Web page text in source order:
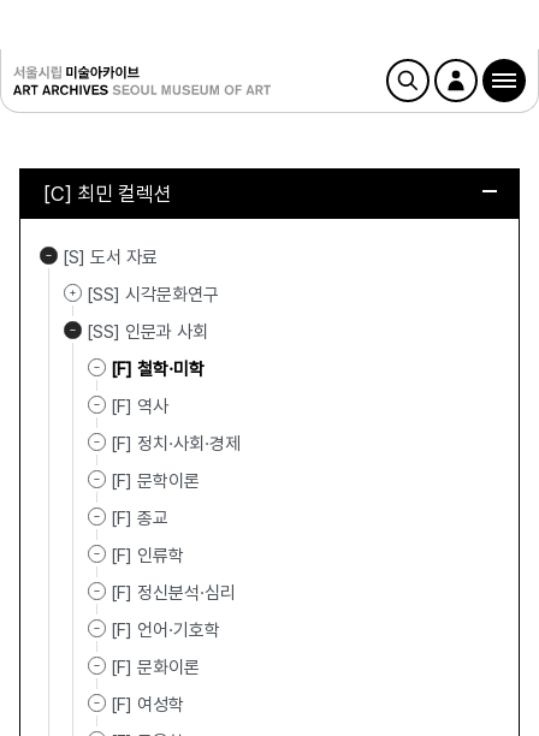
[C] 최민 컬렉션
[S] 도서 자료
[SS] 시각문화연구
[SS] 인문과 사회
[F] 철학·미학
[F] 역사
[F] 정치·사회·경제
[F] 문학이론
[F] 종교
[F] 인류학
[F] 정신분석·심리
[F] 언어·기호학
[F] 문화이론
[F] 여성학